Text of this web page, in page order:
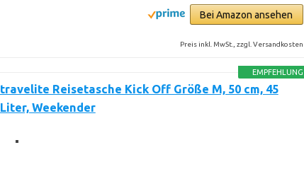
Bei Amazon ansehen
Preis inkl. MwSt., zzgl. Versandkosten
EMPFEHLUNG
travelite Reisetasche Kick Off Größe M, 50 cm, 45
Liter, Weekender